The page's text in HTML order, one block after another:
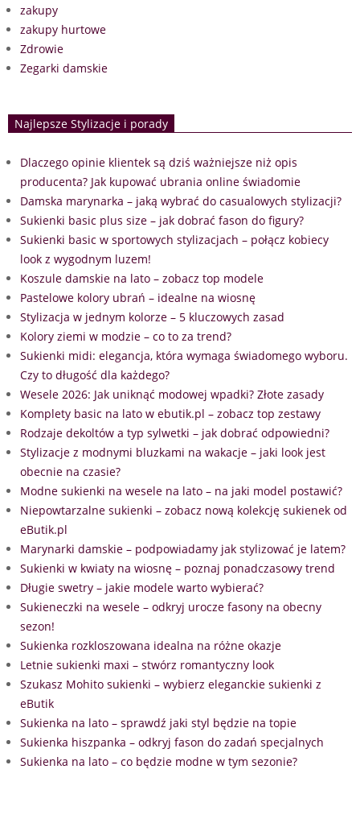
zakupy
zakupy hurtowe
Zdrowie
Zegarki damskie
Najlepsze Stylizacje i porady
Dlaczego opinie klientek są dziś ważniejsze niż opis
producenta? Jak kupować ubrania online świadomie
Damska marynarka – jaką wybrać do casualowych stylizacji?
Sukienki basic plus size – jak dobrać fason do figury?
Sukienki basic w sportowych stylizacjach – połącz kobiecy
look z wygodnym luzem!
Koszule damskie na lato – zobacz top modele
Pastelowe kolory ubrań – idealne na wiosnę
Stylizacja w jednym kolorze – 5 kluczowych zasad
Kolory ziemi w modzie – co to za trend?
Sukienki midi: elegancja, która wymaga świadomego wyboru.
Czy to długość dla każdego?
Wesele 2026: Jak uniknąć modowej wpadki? Złote zasady
Komplety basic na lato w ebutik.pl – zobacz top zestawy
Rodzaje dekoltów a typ sylwetki – jak dobrać odpowiedni?
Stylizacje z modnymi bluzkami na wakacje – jaki look jest
obecnie na czasie?
Modne sukienki na wesele na lato – na jaki model postawić?
Niepowtarzalne sukienki – zobacz nową kolekcję sukienek od
eButik.pl
Marynarki damskie – podpowiadamy jak stylizować je latem?
Sukienki w kwiaty na wiosnę – poznaj ponadczasowy trend
Długie swetry – jakie modele warto wybierać?
Sukieneczki na wesele – odkryj urocze fasony na obecny
sezon!
Sukienka rozkloszowana idealna na różne okazje
Letnie sukienki maxi – stwórz romantyczny look
Szukasz Mohito sukienki – wybierz eleganckie sukienki z
eButik
Sukienka na lato – sprawdź jaki styl będzie na topie
Sukienka hiszpanka – odkryj fason do zadań specjalnych
Sukienka na lato – co będzie modne w tym sezonie?